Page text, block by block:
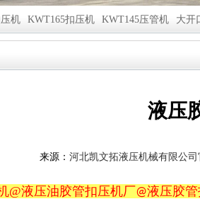
机 KWT165扣压机 KWT145压管机 大开
液压
来源： 河北凯文拓液压机械有限公司
@液压油胶管扣压机厂@液压胶